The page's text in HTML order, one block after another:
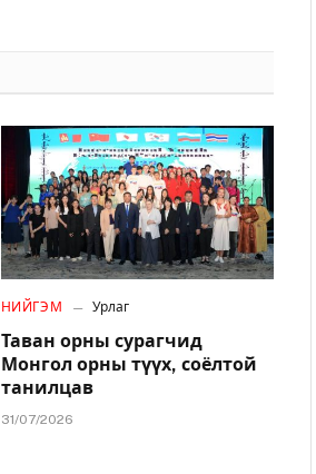
НИЙГЭМ Урлаг
Таван орны сурагчид
Монгол орны түүх, соёлтой
танилцав
31/07/2026